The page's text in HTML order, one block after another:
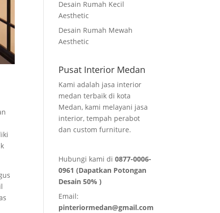
Desain Rumah Kecil
Aesthetic
Desain Rumah Mewah
Aesthetic
Pusat Interior Medan
Kami adalah jasa interior
medan terbaik di kota
Medan, kami melayani jasa
interior, tempah perabot
dan custom furniture.
Hubungi kami di0877-0006-
0961 (Dapatkan Potongan
Desain 50% )
Email:
pinteriormedan@gmail.com